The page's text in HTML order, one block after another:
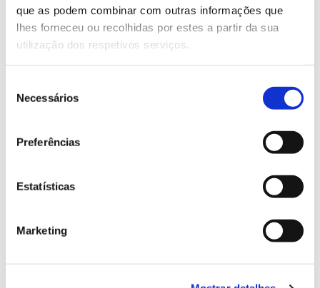
que as podem combinar com outras informações que
lhes forneceu ou recolhidas por estes a partir da sua
utilização dos respetivos serviços.
Necessários
Preferências
Estatísticas
Marketing
13.07.2026
Genoma do priolo e de outras espécies em risco:
conhecer para conservar
02.07.2026
Registar galhas de Trichi em acácia-das-espigas:
cidadãos chamados a ajudar